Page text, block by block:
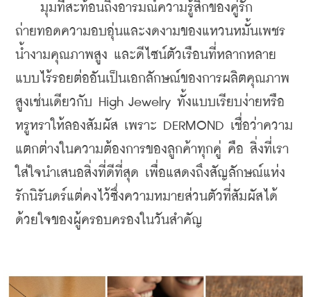
มุมที่สะท้อนถึงอารมณ์ความรู้สึกของคู่รัก
ถ่ายทอดความอบอุ่นและงดงามของแหวนหมั้นเพชร
น้ำงามคุณภาพสูง และดีไซน์ตัวเรือนที่หลากหลาย
แบบไร้รอยต่ออันเป็นเอกลักษณ์ของการผลิตคุณภาพ
สูงเช่นเดียวกับ High Jewelry ทั้งแบบเรียบง่ายหรือ
หรูหราให้ลองสัมผัส เพราะ DERMOND เชื่อว่าความ
แตกต่างในความต้องการของลูกค้าทุกคู่ คือ สิ่งที่เรา
ใส่ใจนำเสนอสิ่งที่ดีที่สุด เพื่อแสดงถึงสัญลักษณ์แห่ง
รักนิรันดร์แต่คงไว้ซึ่งความหมายส่วนตัวที่สัมผัสได้
ด้วยใจของผู้ครอบครองในวันสำคัญ